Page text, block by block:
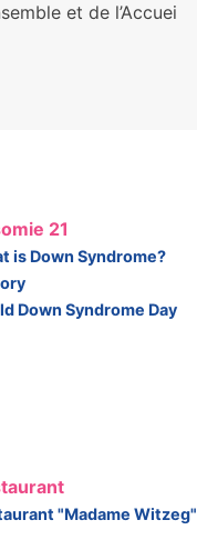
et de l’Accuei
21
is Down Syndrome?
Down Syndrome Day
"Madame Witzeg"